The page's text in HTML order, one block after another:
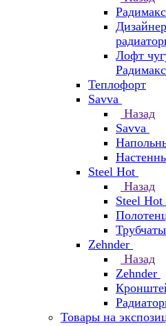
Радимакс
Лофт
Радимакс
Теплофорт
Savva
Назад
Savva
Steel Hot
Назад
Steel Hot
Zehnder
Назад
Zehnder
Товары на